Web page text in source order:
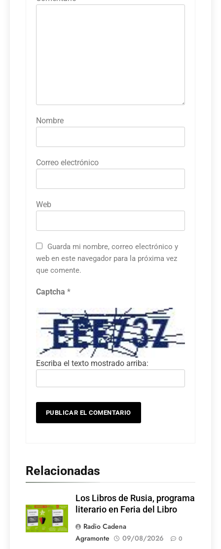
Nombre
Correo electrónico
Web
Guarda mi nombre, correo electrónico y
web en este navegador para la próxima vez
que comente.
Captcha *
Escriba el texto mostrado arriba:
Relacionadas
Los Libros de Rusia, programa
literario en Feria del Libro
Radio Cadena
Agramonte
09/08/2026 0